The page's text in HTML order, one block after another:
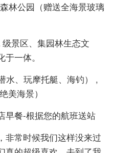
林公园（赠送全海景玻璃
景区、集园林生态文
一体。
水、玩摩托艇、海钓） ,
美海景）
早餐-根据您的航班送站
非常时候我们这样没来过